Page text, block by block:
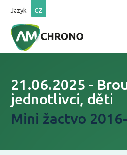
Jazyk CZ
21.06.2025 -
jednotlivci, děti
Mini žactvo